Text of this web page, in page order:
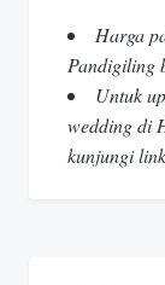
Harga
Pandigiling
Untuk
wedding di
kunjungi